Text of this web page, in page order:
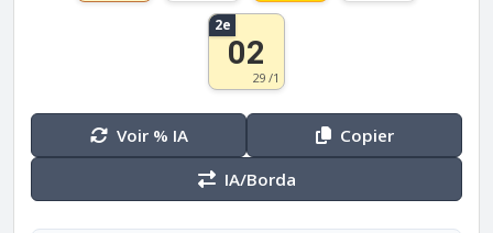
2e
02
29 /1
Voir % IA
Copier
IA/Borda